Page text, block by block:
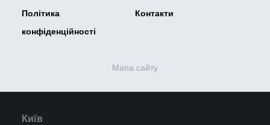
Політика
конфіденційності
Контакти
Мапа сайту
Київ